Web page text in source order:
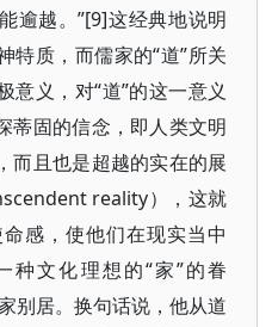
逾越。”[9]这经典地说明
特质，而儒家的“道”所关
意义，对“道”的这一意义
蒂固的信念，即人类文明
而且也是超越的实在的展
reality），这就
感，使他们在现实当中
种文化理想的“家”的眷
别居。换句话说，他从道